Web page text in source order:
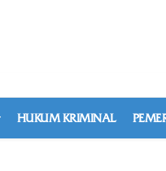
HUKUM KRIMINAL